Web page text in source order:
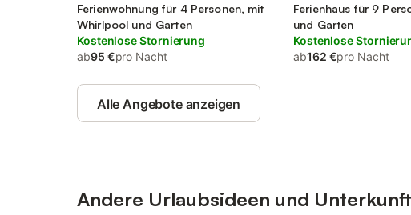
Ferienwohnung für 4 Personen, mit
Whirlpool und Garten
Kostenlose Stornierung
ab95 €pro Nacht
Ferienhaus für 9
und Garten
Kostenlose
ab162 €pro Nacht
Alle Angebote anzeigen
Andere Urlaubsideen und